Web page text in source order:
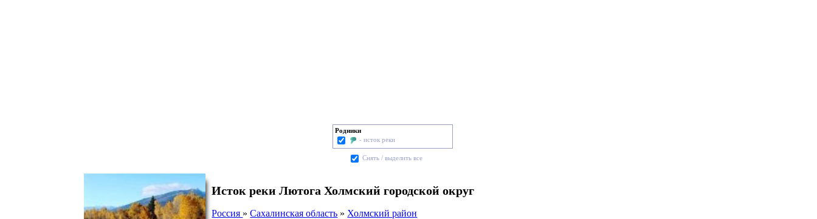
Родники
- исток реки
Cнять / выделить все
Исток реки Лютога Холмский городской округ
Россия »Сахалинская область » Холмский район